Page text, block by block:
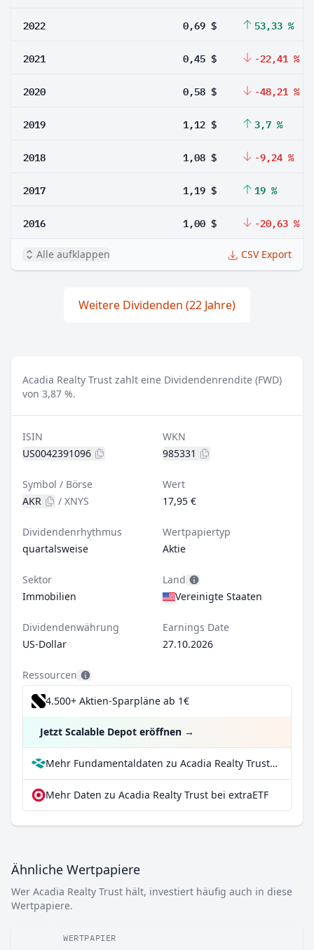
2022 0,69 $ 53,33 %
2021 0,45 $ -22,41 %
2020 0,58 $ -48,21 %
2019 1,12 $ 3,7 %
2018 1,08 $ -9,24 %
2017 1,19 $ 19 %
2016 1,00 $ -20,63 %
Alle aufklappen CSV Export
Weitere Dividenden (22 Jahre)
Acadia Realty Trust zahlt eine Dividendenrendite (FWD)
von 3,87 %.
ISIN
US0042391096
WKN
985331
Symbol / Börse
AKR
/ XNYS
Wert
17,95 €
Dividendenrhythmus
quartalsweise
Wertpapiertyp
Aktie
Sektor
Immobilien
Land
Vereinigte Staaten
Dividendenwährung
US-Dollar
Earnings Date
27.10.2026
Ressourcen
4.500+ Aktien-Sparpläne ab 1€
Jetzt Scalable Depot eröffnen →
Mehr Fundamentaldaten zu Acadia Realty Trust bei Parqet
Mehr Daten zu Acadia Realty Trust bei extraETF
Ähnliche Wertpapiere
Wer Acadia Realty Trust hält, investiert häufig auch in diese
Wertpapiere.
WERTPAPIER